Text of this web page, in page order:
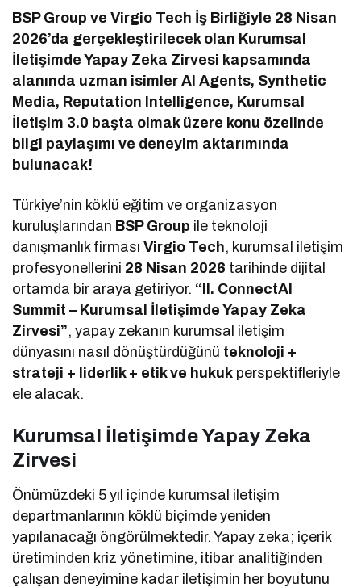
BSP Group ve Virgio Tech İş Birliğiyle 28 Nisan
2026’da gerçekleştirilecek olan Kurumsal
İletişimde Yapay Zeka Zirvesi kapsamında
alanında uzman isimler AI Agents, Synthetic
Media, Reputation Intelligence, Kurumsal
İletişim 3.0 başta olmak üzere konu özelinde
bilgi paylaşımı ve deneyim aktarımında
bulunacak!
Türkiye’nin köklü eğitim ve organizasyon
kuruluşlarından BSP Group ile teknoloji
danışmanlık firmasıVirgio Tech, kurumsal iletişim
profesyonellerini 28 Nisan 2026 tarihinde dijital
ortamda bir araya getiriyor. “II. ConnectAI
Summit – Kurumsal İletişimde Yapay Zeka
Zirvesi”, yapay zekanın kurumsal iletişim
dünyasını nasıl dönüştürdüğünü teknoloji +
strateji + liderlik + etik ve hukuk perspektifleriyle
ele alacak.
Kurumsal İletişimde Yapay Zeka
Zirvesi
Önümüzdeki 5 yıl içinde kurumsal iletişim
departmanlarının köklü biçimde yeniden
yapılanacağı öngörülmektedir. Yapay zeka; içerik
üretiminden kriz yönetimine, itibar analitiğinden
çalışan deneyimine kadar iletişimin her boyutunu